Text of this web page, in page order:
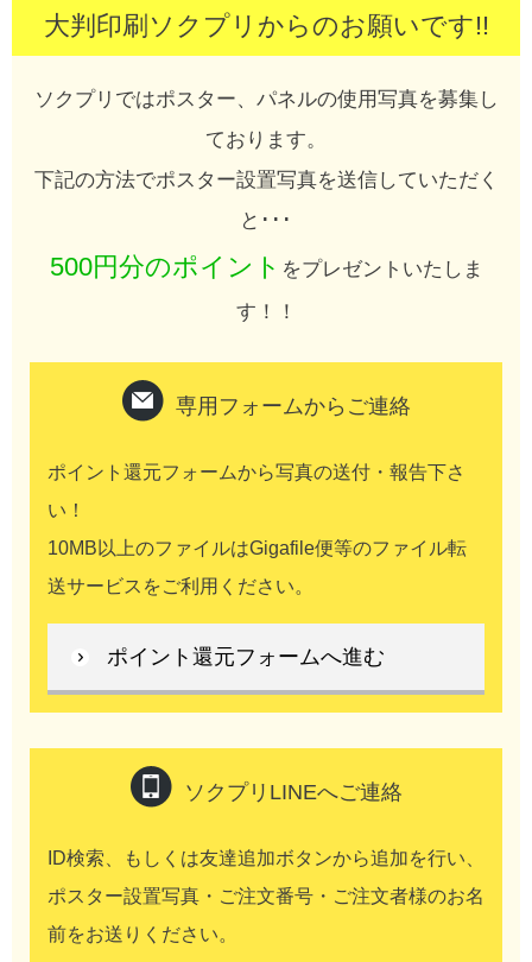
大判印刷ソクプリからのお願いです!!
ソクプリではポスター、パネルの使用写真を募集し
ております。
下記の方法でポスター設置写真を送信していただく
と･･･
500円分のポイント をプレゼントいたしま
す！！
専用フォームからご連絡
ポイント還元フォームから写真の送付・報告下さ
い！
10MB以上のファイルはGigafile便等のファイル転
送サービスをご利用ください。
ポイント還元フォームへ進む
ソクプリLINEへご連絡
ID検索、もしくは友達追加ボタンから追加を行い、
ポスター設置写真・ご注文番号・ご注文者様のお名
前をお送りください。